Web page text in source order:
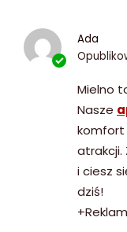
Ada
Mielno
Nasze
komfort
atrakcji.
i ciesz
dziś!